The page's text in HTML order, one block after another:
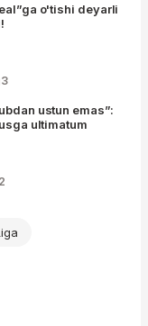
o'tishi deyarli
3
ustun emas”:
ultimatum
2